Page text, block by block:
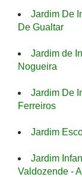
Jardim De
De Gualtar
Jardim de
Nogueira
Jardim De
Ferreiros
Jardim
Jardim
Valdozende -